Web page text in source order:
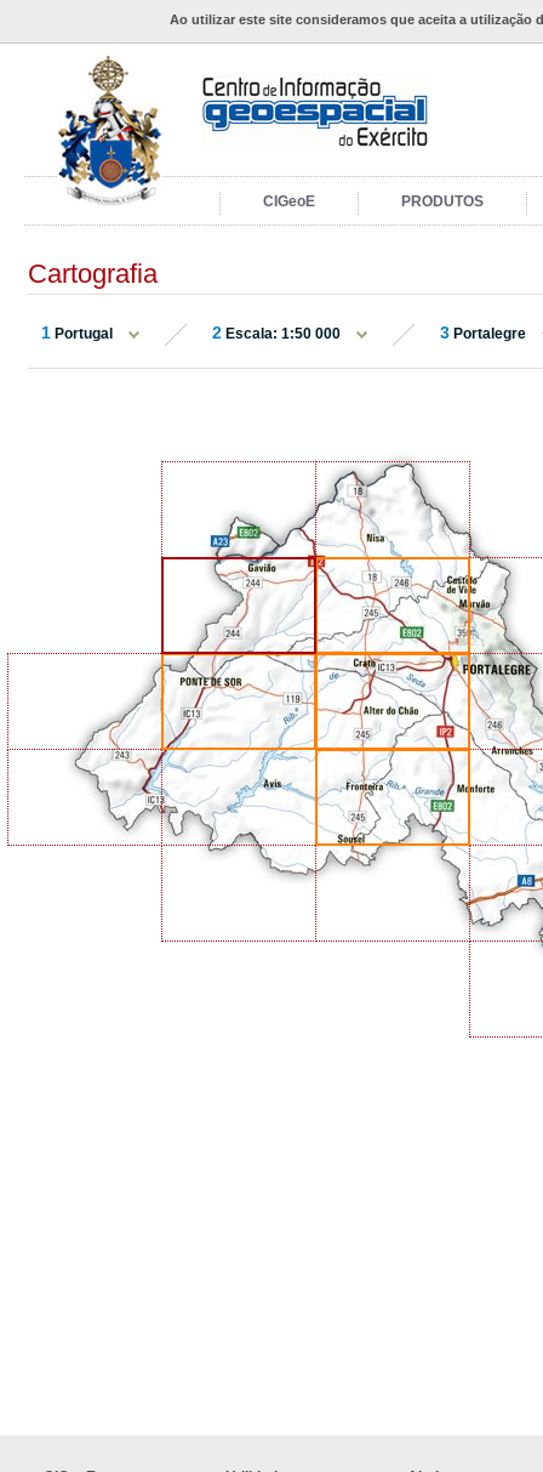
Ao utilizar este site consideramos que aceita a utilização
CIGeoE PRODUTOS
Cartografia
1 Portugal 2 Escala: 1:50 000 3 Portalegre